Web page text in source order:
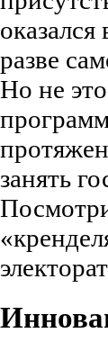
разве
Но не
занять